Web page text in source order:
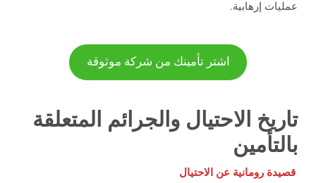
عمليات إرهابية.
اشتر تأمينك من شركة موثوقة
تاريخ الاحتيال والجرائم المتعلقة
بالتأمين
قصيدة رومانية عن الاحتيال